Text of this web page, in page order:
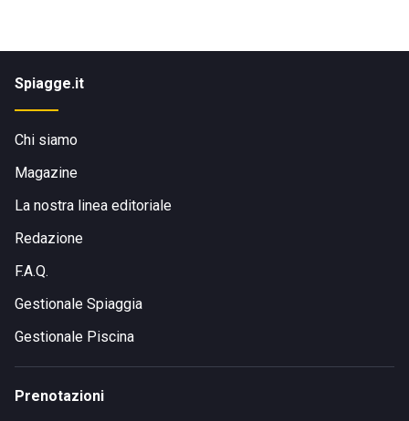
Spiagge.it
Chi siamo
Magazine
La nostra linea editoriale
Redazione
F.A.Q.
Gestionale Spiaggia
Gestionale Piscina
Prenotazioni